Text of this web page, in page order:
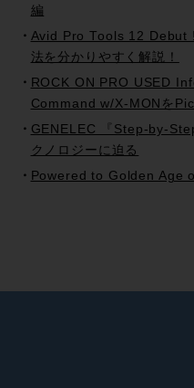
編
Avid Pro Tools 12 Debut
法を分かりやすく解説！
ROCK ON PRO USED
Command w/X-MONを
GENELEC 『Step-by-
クノロジーに迫る
Powered to Golden Age